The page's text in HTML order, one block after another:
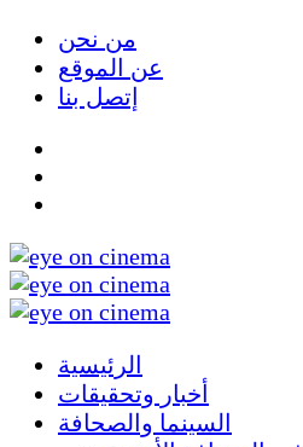
من نحن
عن الموقع
إتصل بنا
الرئيسية
أخبار وتحقيقات
السينما والصحافة